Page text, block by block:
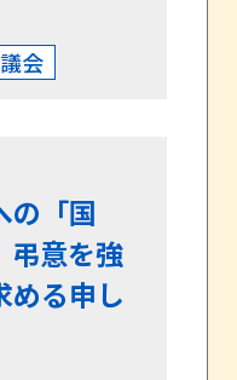
会
の「国
弔意を強
める申し